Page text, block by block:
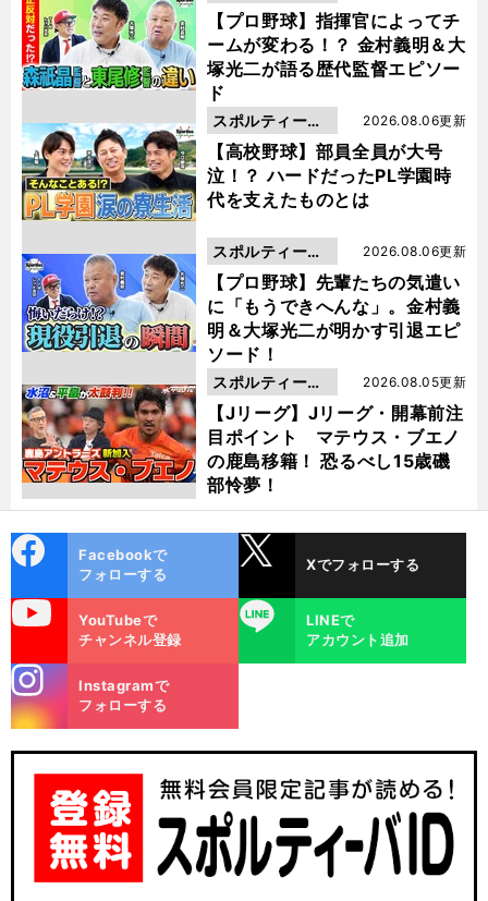
【プロ野球】指揮官によってチ
ームが変わる！？ 金村義明＆大
塚光二が語る歴代監督エピソー
ド
動画
【高校野球】部員全員が大号
泣！？ ハードだったPL学園時
代を支えたものとは
2026.08.06更新
スポルティーバ
動画
【プロ野球】先輩たちの気遣い
に「もうできへんな」。金村義
明＆大塚光二が明かす引退エピ
ソード！
2026.08.06更新
スポルティーバ
動画
【Jリーグ】Jリーグ・開幕前注
目ポイント マテウス・ブエノ
の鹿島移籍！ 恐るべし15歳磯
部怜夢！
2026.08.05更新
スポルティーバ
動画
ok
Facebookで
フォローする
Xでフォローする
YouTubeで
チャンネル登録
LINE
LINEで
アカウント追加
m
Instagramで
フォローする